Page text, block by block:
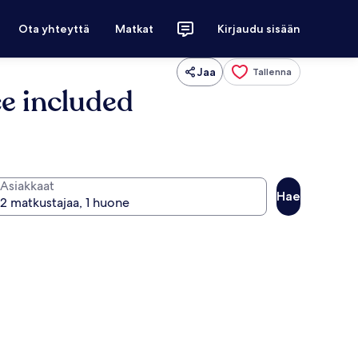
Ota yhteyttä Matkat Kirjaudu sisään
Jaa Tallenna
included
Asiakkaat
Hae